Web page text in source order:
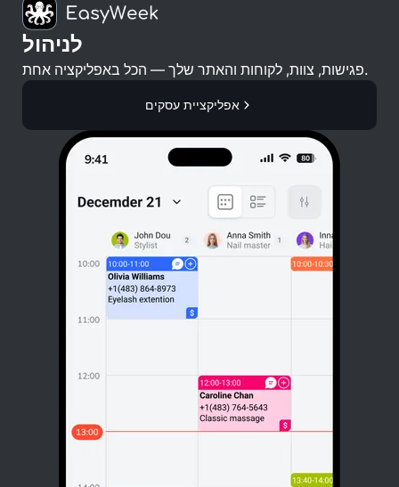
לניהול
פגישות, צוות, לקוחות והאתר שלך — הכל באפליקציה אחת.
אפליקציית עסקים